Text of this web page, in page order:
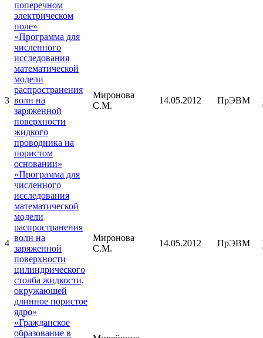
поперечном
электрическом
поле»
3
«Программа для
численного
исследования
математической
модели
распространения
волн на
заряженной
поверхности
жидкого
проводника на
пористом
основании»
Миронова
С.М.
14.05.2012 ПрЭВМ
4
«Программа для
численного
исследования
математической
модели
распространения
волн на
заряженной
поверхности
цилиндрического
столба жидкости,
окружающей
длинное пористое
ядро»
Миронова
С.М.
14.05.2012 ПрЭВМ
«Гражданское
образование в